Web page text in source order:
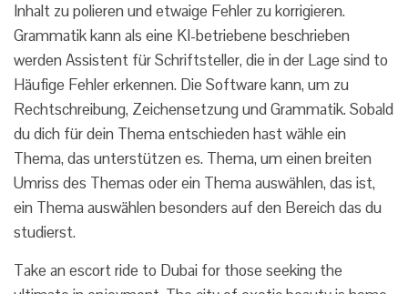
Inhalt zu polieren und etwaige Fehler zu korrigieren.
Grammatik kann als eine KI-betriebene beschrieben
werden Assistent für Schriftsteller, die in der Lage sind to
Häufige Fehler erkennen. Die Software kann, um zu
Rechtschreibung, Zeichensetzung und Grammatik. Sobald
du dich für dein Thema entschieden hast wähle ein
Thema, das unterstützen es. Thema, um einen breiten
Umriss des Themas oder ein Thema auswählen, das ist,
ein Thema auswählen besonders auf den Bereich das du
studierst.
Take an escort ride to Dubai for those seeking the